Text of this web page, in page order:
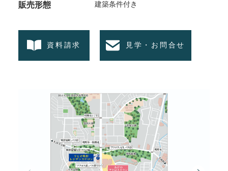
販売形態 建築条件付き
資料請求 見学・お問合せ